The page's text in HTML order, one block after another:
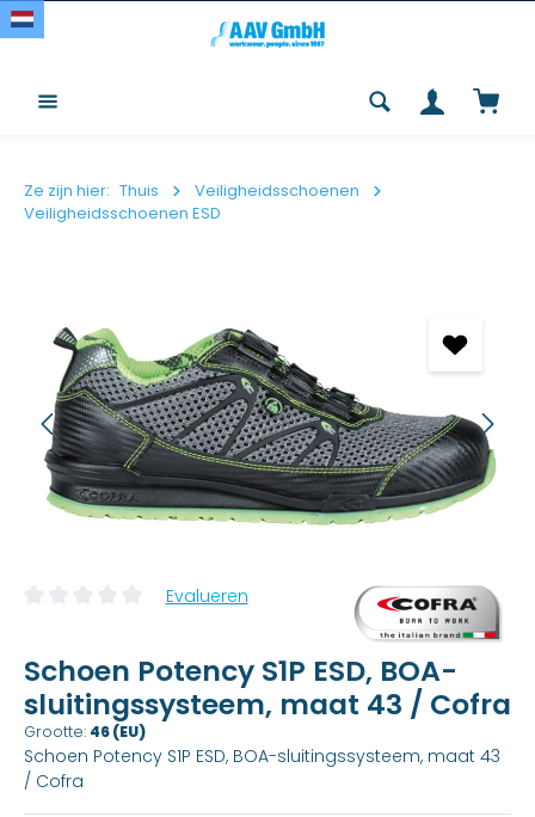
Overslaan en naar de inhoud gaan
Ze zijn hier: Thuis
Veiligheidsschoenen
Veiligheidsschoenen ESD
Gemiddelde beoordeling van 0 van 5 sterren
Evalueren
Schoen Potency S1P ESD, BOA-
sluitingssysteem, maat 43 / Cofra
Grootte: 46 (EU)
Schoen Potency S1P ESD, BOA-sluitingssysteem, maat 43
/ Cofra